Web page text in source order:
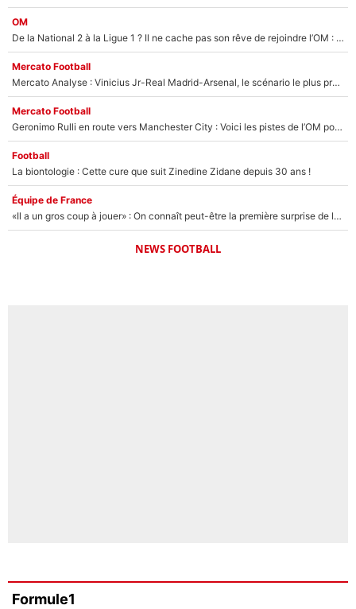
OM
De la National 2 à la Ligue 1 ? Il ne cache pas son rêve de rejoindre l’OM : «Pourquoi pas moi ?»
Mercato Football
Mercato Analyse : Vinicius Jr-Real Madrid-Arsenal, le scénario le plus probable est...
Mercato Football
Geronimo Rulli en route vers Manchester City : Voici les pistes de l’OM pour son nouveau gardien numéro 1 !
Football
La biontologie : Cette cure que suit Zinedine Zidane depuis 30 ans !
Équipe de France
«Il a un gros coup à jouer» : On connaît peut-être la première surprise de la liste de Zinédine Zidane !
NEWS FOOTBALL
Formule1